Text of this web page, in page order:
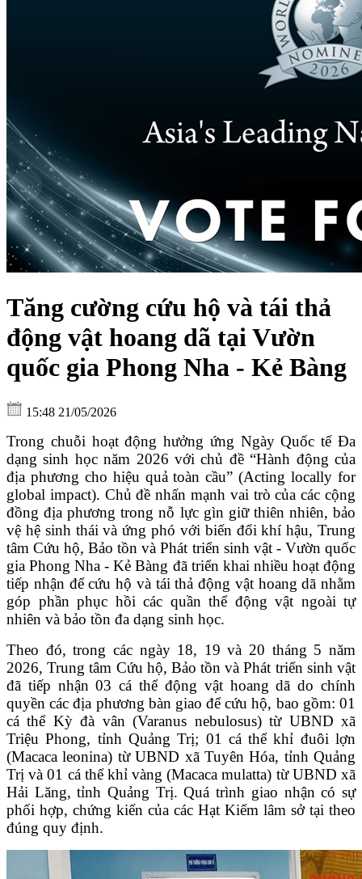
Tăng cường cứu hộ và tái thả
động vật hoang dã tại Vườn
quốc gia Phong Nha - Kẻ Bàng
15:48 21/05/2026
Trong chuỗi hoạt động hưởng ứng Ngày Quốc tế Đa
dạng sinh học năm 2026 với chủ đề “Hành động của
địa phương cho hiệu quả toàn cầu” (Acting locally for
global impact). Chủ đề nhấn mạnh vai trò của các cộng
đồng địa phương trong nỗ lực gìn giữ thiên nhiên, bảo
vệ hệ sinh thái và ứng phó với biến đổi khí hậu, Trung
tâm Cứu hộ, Bảo tồn và Phát triển sinh vật - Vườn quốc
gia Phong Nha - Kẻ Bàng đã triển khai nhiều hoạt động
tiếp nhận để cứu hộ và tái thả động vật hoang dã nhằm
góp phần phục hồi các quần thể động vật ngoài tự
nhiên và bảo tồn đa dạng sinh học.
Theo đó, trong các ngày 18, 19 và 20 tháng 5 năm
2026, Trung tâm Cứu hộ, Bảo tồn và Phát triển sinh vật
đã tiếp nhận 03 cá thể động vật hoang dã do chính
quyền các địa phương bàn giao để cứu hộ, bao gồm: 01
cá thể Kỳ đà vân (Varanus nebulosus) từ UBND xã
Triệu Phong, tỉnh Quảng Trị; 01 cá thể khỉ đuôi lợn
(Macaca leonina) từ UBND xã Tuyên Hóa, tỉnh Quảng
Trị và 01 cá thể khỉ vàng (Macaca mulatta) từ UBND xã
Hải Lăng, tỉnh Quảng Trị. Quá trình giao nhận có sự
phối hợp, chứng kiến của các Hạt Kiểm lâm sở tại theo
đúng quy định.